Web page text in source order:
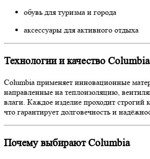
обувь для туризма и города
аксессуары для активного отдыха
Технологии и качество Columbia
Columbia применяет инновационные
направленные на теплоизоляцию,
влаги. Каждое изделие проходит строгий
что гарантирует долговечность и
Почему выбирают Columbia